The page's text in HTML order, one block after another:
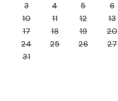
3
4 5 6
10
11 12 13
17
18 19 20
24
25 26 27
31